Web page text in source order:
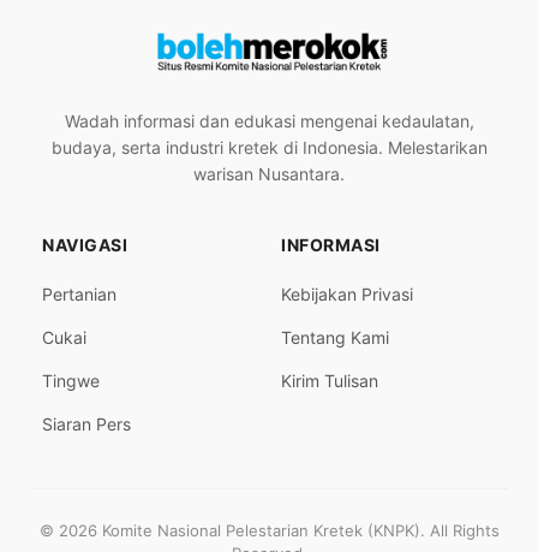
Wadah informasi dan edukasi mengenai kedaulatan,
budaya, serta industri kretek di Indonesia. Melestarikan
warisan Nusantara.
NAVIGASI
Pertanian
Cukai
Tingwe
Siaran Pers
INFORMASI
Kebijakan Privasi
Tentang Kami
Kirim Tulisan
© 2026 Komite Nasional Pelestarian Kretek (KNPK). All Rights